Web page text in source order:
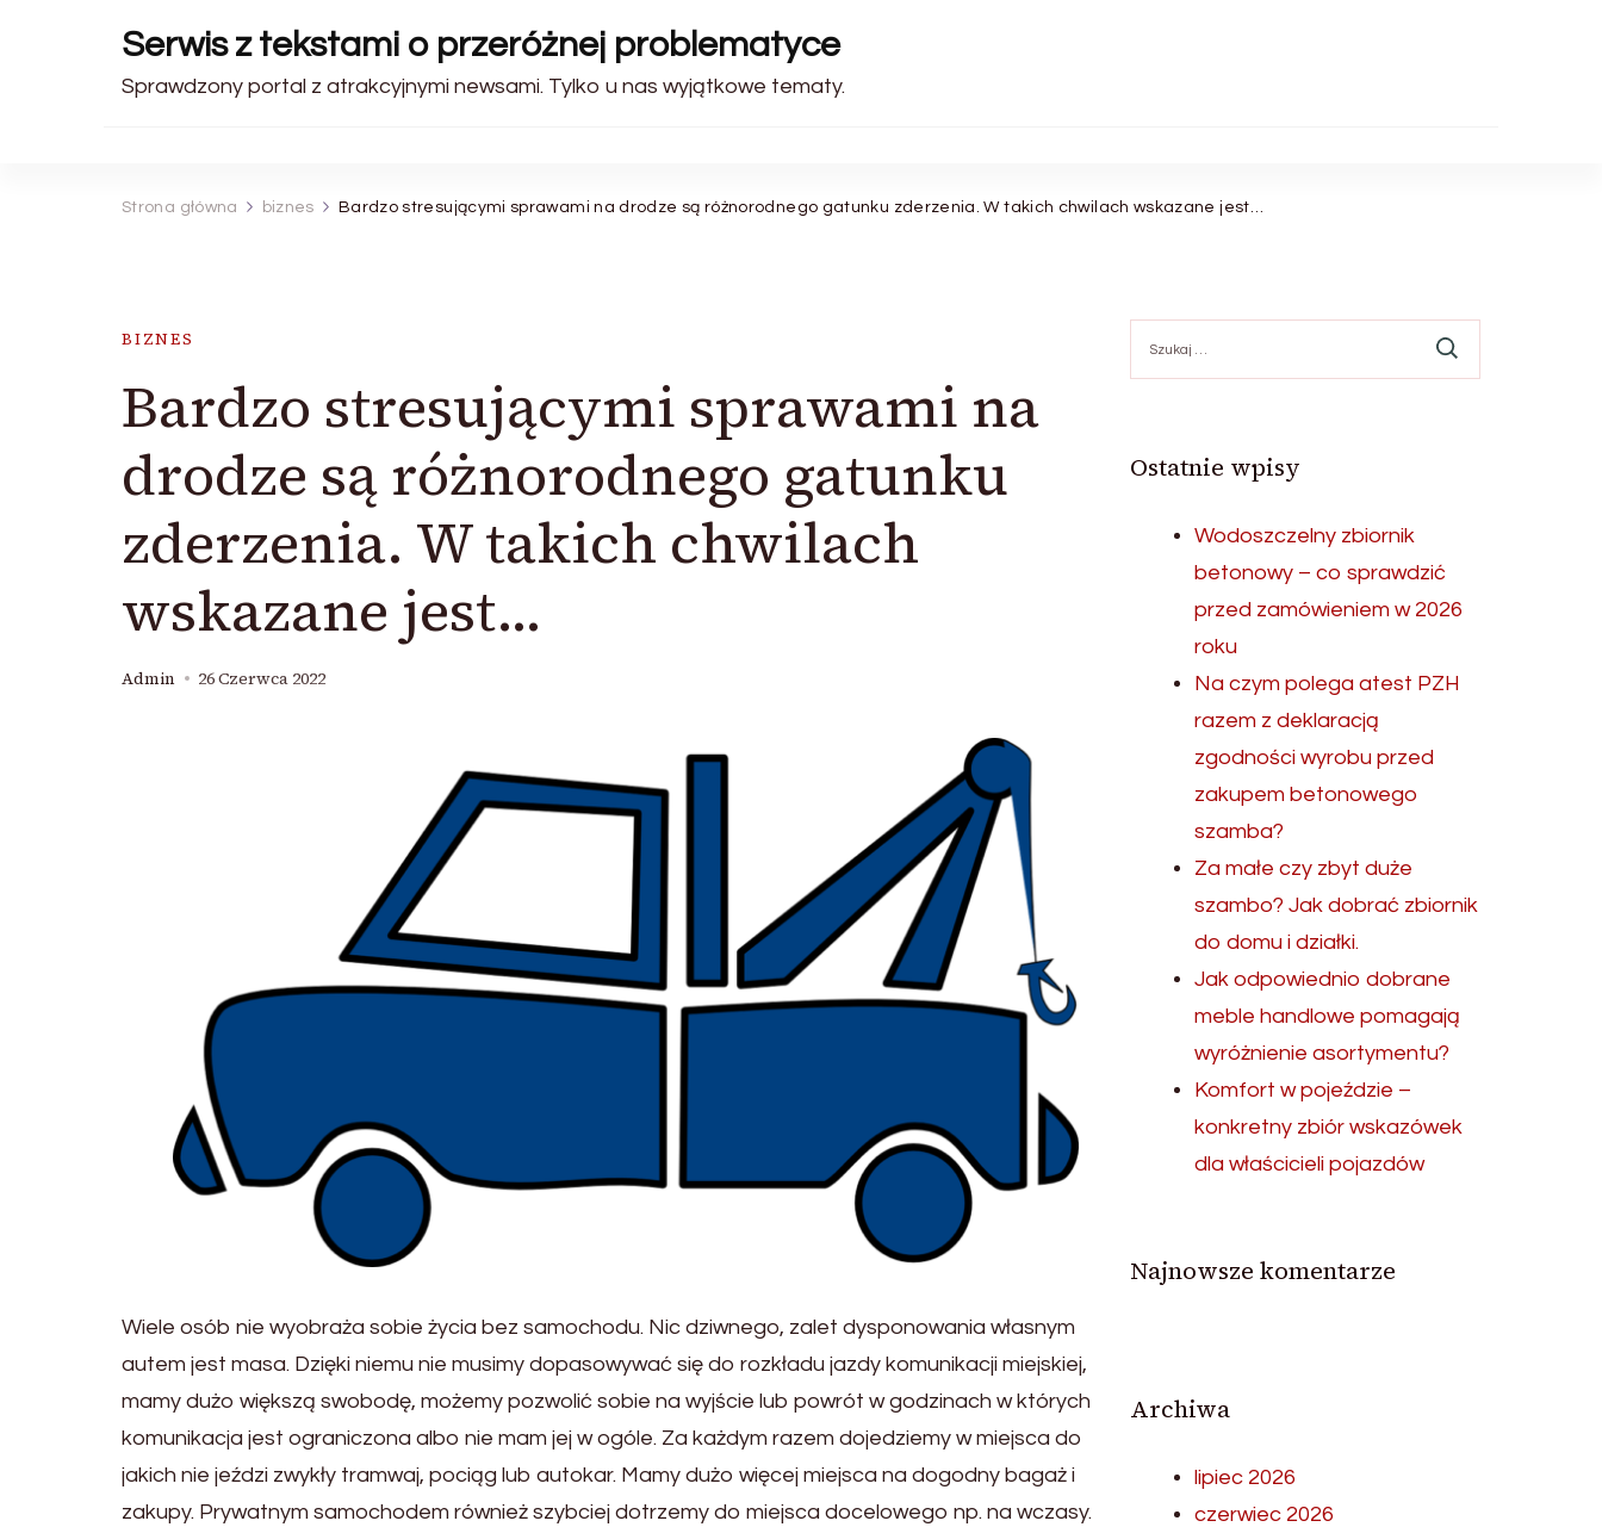
Serwis z tekstami o przeróżnej problematyce
Sprawdzony portal z atrakcyjnymi newsami. Tylko u nas wyjątkowe tematy.
Strona główna biznes Bardzo stresującymi sprawami na drodze są różnorodnego gatunku zderzenia. W takich chwilach wskazane jest…
BIZNES
Bardzo stresującymi sprawami na
drodze są różnorodnego gatunku
zderzenia. W takich chwilach
wskazane jest…
Admin 26 Czerwca 2022
Wiele osób nie wyobraża sobie życia bez samochodu. Nic dziwnego, zalet dysponowania własnym
autem jest masa. Dzięki niemu nie musimy dopasowywać się do rozkładu jazdy komunikacji miejskiej,
mamy dużo większą swobodę, możemy pozwolić sobie na wyjście lub powrót w godzinach w których
komunikacja jest ograniczona albo nie mam jej w ogóle. Za każdym razem dojedziemy w miejsca do
jakich nie jeździ zwykły tramwaj, pociąg lub autokar. Mamy dużo więcej miejsca na dogodny bagaż i
zakupy. Prywatnym samochodem również szybciej dotrzemy do miejsca docelowego np. na wczasy.
Ostatnie wpisy
Wodoszczelny zbiornik
betonowy – co sprawdzić
przed zamówieniem w 2026
roku
Na czym polega atest PZH
razem z deklaracją
zgodności wyrobu przed
zakupem betonowego
szamba?
Za małe czy zbyt duże
szambo? Jak dobrać zbiornik
do domu i działki.
Jak odpowiednio dobrane
meble handlowe pomagają
wyróżnienie asortymentu?
Komfort w pojeździe –
konkretny zbiór wskazówek
dla właścicieli pojazdów
Najnowsze komentarze
Archiwa
lipiec 2026
czerwiec 2026